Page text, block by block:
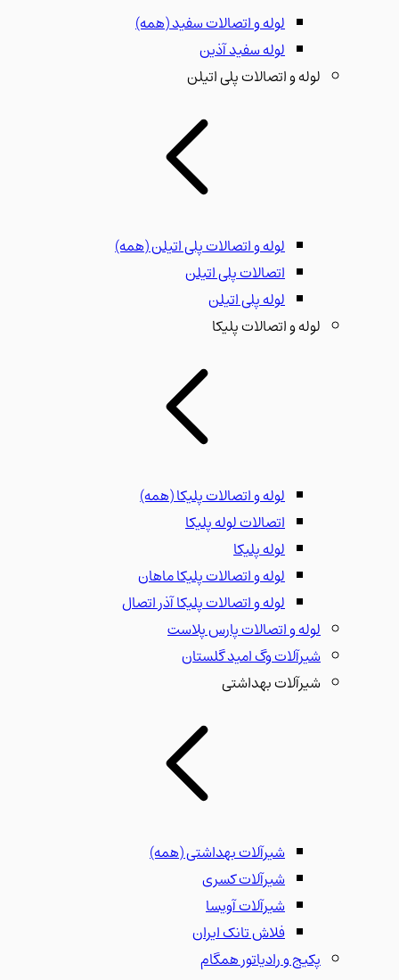
لوله و اتصالات سفید(همه)
لوله سفید آذین
لوله و اتصالات پلی اتیلن
لوله و اتصالات پلی اتیلن(همه)
اتصالات پلی اتیلن
لوله پلی اتیلن
لوله و اتصالات پلیکا
لوله و اتصالات پلیکا(همه)
اتصالات لوله پلیکا
لوله پلیکا
لوله و اتصالات پلیکا ماهان
لوله و اتصالات پلیکا آذر اتصال
لوله و اتصالات پارس پلاست
شیرآلات وگ امید گلستان
شیرآلات بهداشتی
شیرآلات بهداشتی(همه)
شیرآلات کسری
شیرآلات آویسا
فلاش تانک ایران
پکیج و رادیاتور همگام